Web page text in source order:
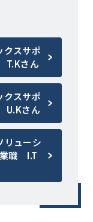
クスサポ
T.Kさん
クスサポ
U.Kさん
リューシ
業職 I.T